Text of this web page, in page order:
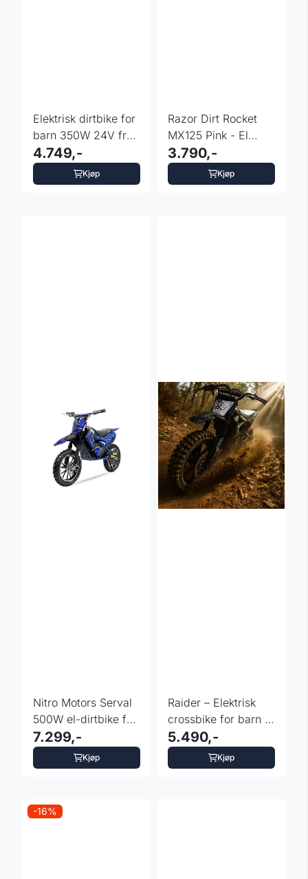
Elektrisk dirtbike for
barn 350W 24V fra
Kidix
4.749,-
Kjøp
Razor Dirt Rocket
MX125 Pink - El
cross for barn
3.790,-
Kjøp
Nitro Motors Serval
500W el-dirtbike for
barn
7.299,-
Kjøp
Raider – Elektrisk
crossbike for barn -
6 år
5.490,-
Kjøp
-16%